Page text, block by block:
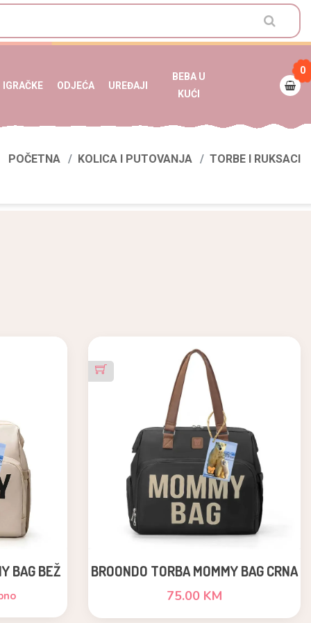
IGRAČKE ODJEĆA UREĐAJI
BEBA U
KUĆI
0
POČETNA KOLICA I PUTOVANJA TORBE I RUKSACI
BAG BEŽ BROONDO TORBA MOMMY BAG CRNA
75.00 KM